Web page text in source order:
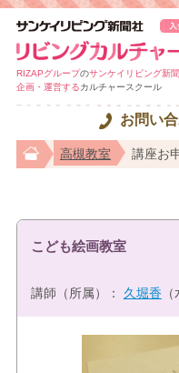
RIZAPグループのサンケイリビング新
企画・運営するカルチャースクール
お問い
高槻教室 講座お
こども絵画教室
講師（所属）： 久堀香（